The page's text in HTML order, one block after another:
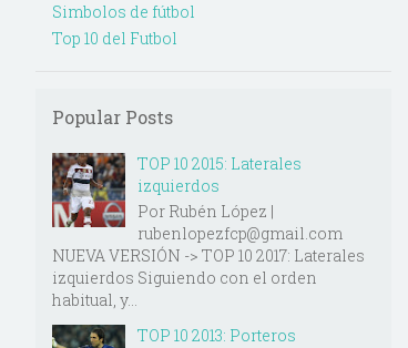
Simbolos de fútbol
Top 10 del Futbol
Popular Posts
TOP 10 2015: Laterales
izquierdos
Por Rubén López |
rubenlopezfcp@gmail.com
NUEVA VERSIÓN -> TOP 10 2017: Laterales
izquierdos Siguiendo con el orden
habitual, y...
TOP 10 2013: Porteros